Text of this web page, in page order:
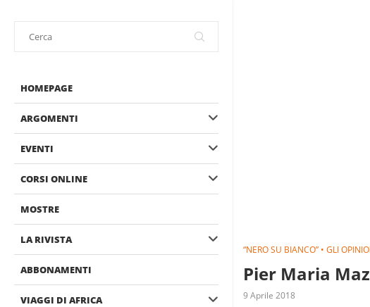
HOMEPAGE
ARGOMENTI
EVENTI
CORSI ONLINE
MOSTRE
LA RIVISTA
ABBONAMENTI
VIAGGI DI AFRICA
“NERO SU BIANCO” • GLI
Pier Maria
9 Aprile 2018